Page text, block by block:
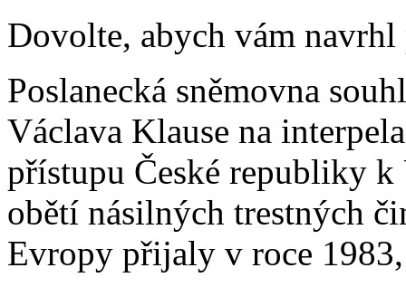
Dovolte, abych vám
Poslanecká sněmovna
Václava Klause na
přístupu České republiky
obětí násilných trestných
Evropy přijaly v roce